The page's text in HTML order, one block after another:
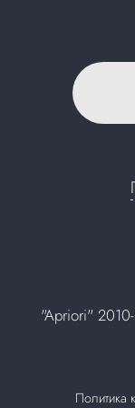
"Apriori"
Политика